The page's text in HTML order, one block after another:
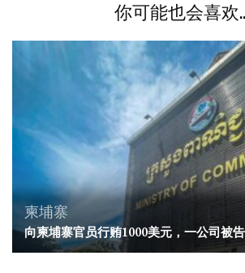
你可能也会喜欢
柬埔寨
向柬埔寨官员行贿1000美元，一公司被